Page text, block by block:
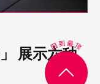
展示六种